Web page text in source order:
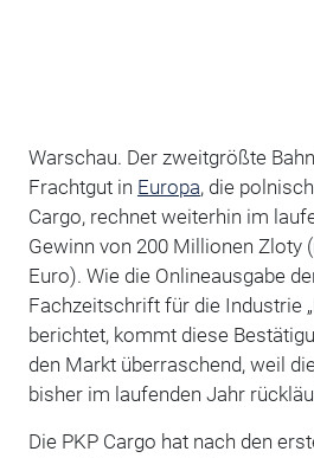
Warschau. Der zweitgrößte
Frachtgut in Europa, die
Cargo, rechnet weiterhin im
Gewinn von 200 Millionen Zloty
Euro). Wie die Onlineausgabe
Fachzeitschrift für die Industrie
berichtet, kommt diese
den Markt überraschend, weil
bisher im laufenden Jahr
Die PKP Cargo hat nach den